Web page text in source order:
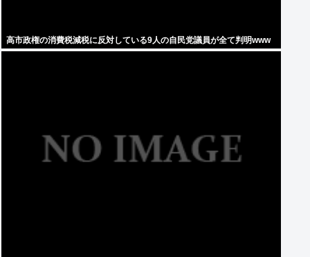
高市政権の消費税減税に反対している9人の自民党議員が全て判明www